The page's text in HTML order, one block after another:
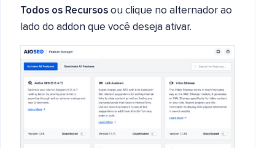
Todos os Recursos ou clique no alternador ao
lado do addon que você deseja ativar.